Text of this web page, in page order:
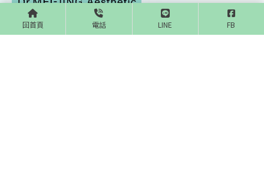
回首頁 電話 LINE FB